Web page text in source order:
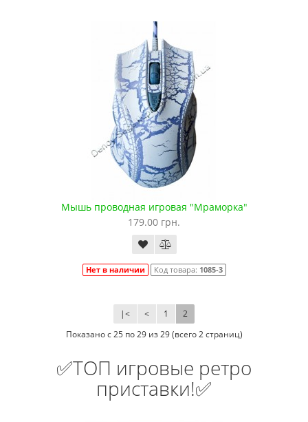
Мышь проводная игровая "Мраморка"
179.00 грн.
Нет в наличии Код товара: 1085-3
|< < 1 2
Показано с 25 по 29 из 29 (всего 2 страниц)
✅ТОП игровые ретро
приставки!✅